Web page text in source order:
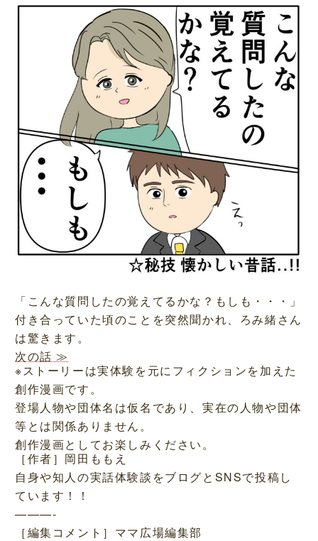
「こんな質問したの覚えてるかな？もしも・・・」
付き合っていた頃のことを突然聞かれ、ろみ緒さん
は驚きます。
次の話 ≫
※ストーリーは実体験を元にフィクションを加えた
創作漫画です。
登場人物や団体名は仮名であり、実在の人物や団体
等とは関係ありません。
創作漫画としてお楽しみください。
［作者］岡田ももえ
自身や知人の実話体験談をブログとSNSで投稿し
ています！！
———-
［編集コメント］ママ広場編集部